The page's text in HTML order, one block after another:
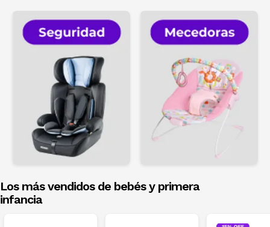
Los más vendidos de bebés y primera
infancia